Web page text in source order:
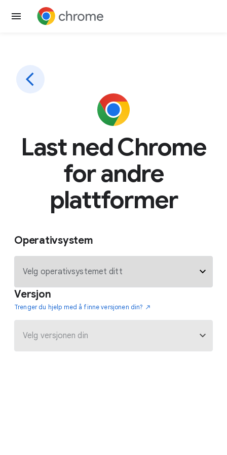
Last ned Chrome
for andre
plattformer
Operativsystem
Versjon
Trenger du hjelp med å finne versjonen din?